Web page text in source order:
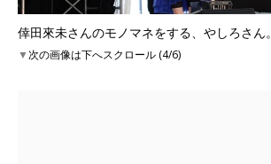
倖田來未さんのモノマネをする、やしろさん。
▼次の画像は下へスクロール (4/6)